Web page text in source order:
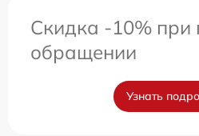
Скидка -10% при
обращении
Узнать